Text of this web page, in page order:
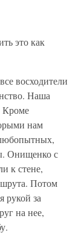
это как
восходители
Наша
Кроме
нам
Онищенко с
к стене,
Потом
рукой за
на нее,